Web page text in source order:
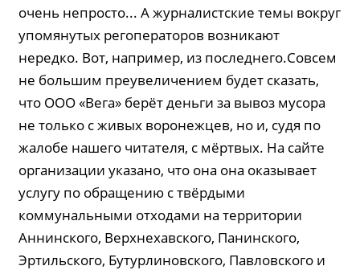
очень непросто... А журналистские темы вокруг
упомянутых регоператоров возникают
нередко. Вот, например, из последнего.Совсем
не большим преувеличением будет сказать,
что ООО «Вега» берёт деньги за вывоз мусора
не только с живых воронежцев, но и, судя по
жалобе нашего читателя, с мёртвых. На сайте
организации указано, что она она оказывает
услугу по обращению с твёрдыми
коммунальными отходами на территории
Аннинского, Верхнехавского, Панинского,
Эртильского, Бутурлиновского, Павловского и